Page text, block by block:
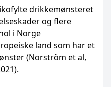
drikkemønsteret
og flere
i Norge
land som har et
(Norström et al,